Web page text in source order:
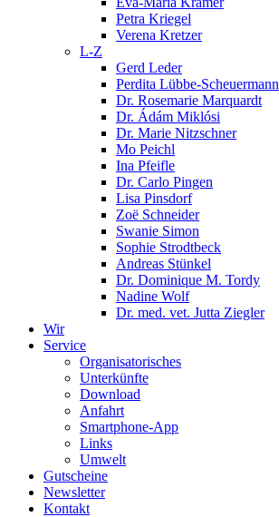
Petra Kriegel
Verena Kretzer
L-Z
Gerd Leder
Perdita Lübbe-Scheuermann
Dr. Rosemarie Marquardt
Dr. Ádám Miklósi
Dr. Marie Nitzschner
Mo Peichl
Ina Pfeifle
Dr. Carlo Pingen
Lisa Pinsdorf
Zoë Schneider
Swanie Simon
Sophie Strodtbeck
Andreas Stünkel
Dr. Dominique M. Tordy
Nadine Wolf
Dr. med. vet. Jutta Ziegler
Wir
Service
Organisatorisches
Unterkünfte
Download
Anfahrt
Smartphone-App
Links
Umwelt
Gutscheine
Newsletter
Kontakt